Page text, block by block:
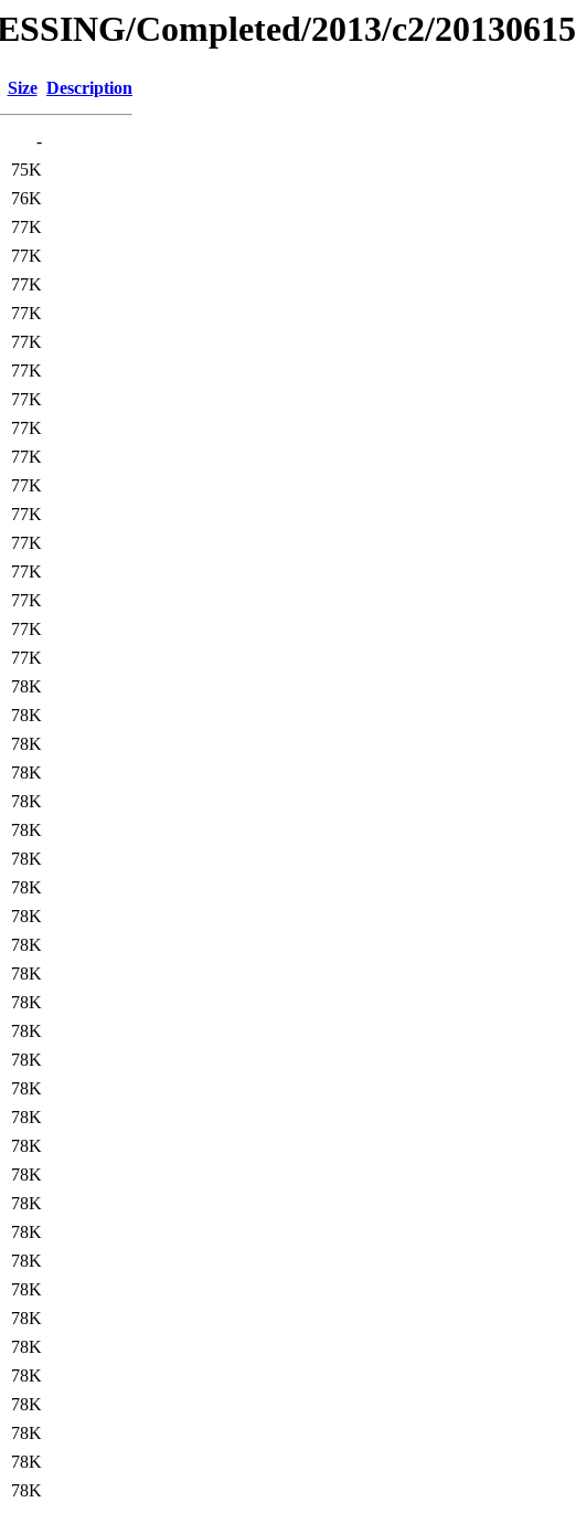
Completed/2013/c2/20130615
Size Description
-
75K
76K
77K
77K
77K
77K
77K
77K
77K
77K
77K
77K
77K
77K
77K
77K
77K
77K
78K
78K
78K
78K
78K
78K
78K
78K
78K
78K
78K
78K
78K
78K
78K
78K
78K
78K
78K
78K
78K
78K
78K
78K
78K
78K
78K
78K
78K